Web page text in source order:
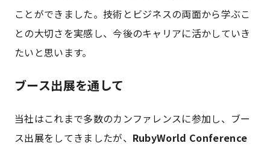
ことができました。技術とビジネスの両面から学ぶこ
との大切さを実感し、今後のキャリアに活かしていき
たいと思います。
ブース出展を通して
当社はこれまで多数のカンファレンスに参加し、ブー
ス出展をしてきましたが、 RubyWorld Conference